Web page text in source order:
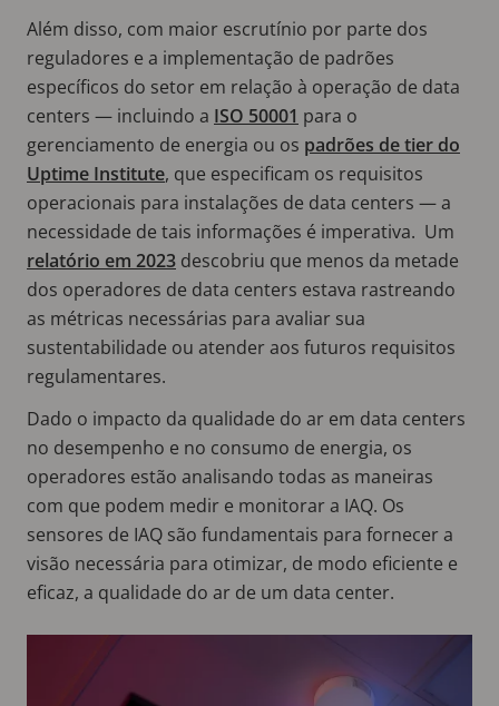
Além disso, com maior escrutínio por parte dos
reguladores e a implementação de padrões
específicos do setor em relação à operação de data
centers — incluindo a ISO 50001 para o
gerenciamento de energia ou os padrões de tier do
Uptime Institute, que especificam os requisitos
operacionais para instalações de data centers — a
necessidade de tais informações é imperativa. Um
relatório em 2023 descobriu que menos da metade
dos operadores de data centers estava rastreando
as métricas necessárias para avaliar sua
sustentabilidade ou atender aos futuros requisitos
regulamentares.
Dado o impacto da qualidade do ar em data centers
no desempenho e no consumo de energia, os
operadores estão analisando todas as maneiras
com que podem medir e monitorar a IAQ. Os
sensores de IAQ são fundamentais para fornecer a
visão necessária para otimizar, de modo eficiente e
eficaz, a qualidade do ar de um data center.